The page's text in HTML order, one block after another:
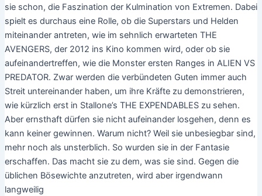
sie schon, die Faszination der Kulmination von Extremen. Dabei
spielt es durchaus eine Rolle, ob die Superstars und Helden
miteinander antreten, wie im sehnlich erwarteten THE
AVENGERS, der 2012 ins Kino kommen wird, oder ob sie
aufeinandertreffen, wie die Monster ersten Ranges in ALIEN VS
PREDATOR. Zwar werden die verbündeten Guten immer auch
Streit untereinander haben, um ihre Kräfte zu demonstrieren,
wie kürzlich erst in Stallone’s THE EXPENDABLES zu sehen.
Aber ernsthaft dürfen sie nicht aufeinander losgehen, denn es
kann keiner gewinnen. Warum nicht? Weil sie unbesiegbar sind,
mehr noch als unsterblich. So wurden sie in der Fantasie
erschaffen. Das macht sie zu dem, was sie sind. Gegen die
üblichen Bösewichte anzutreten, wird aber irgendwann
langweilig